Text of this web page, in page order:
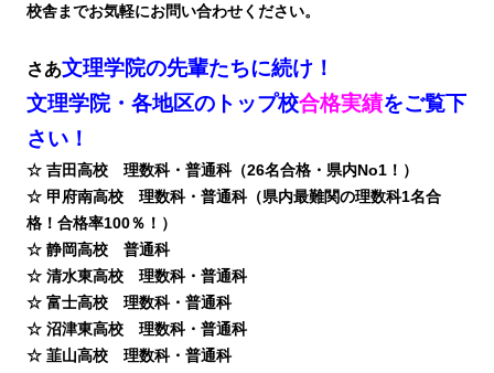
校舎までお気軽にお問い合わせください。
さあ文理学院の先輩たちに続け！
文理学院・各地区のトップ校合格実績をご覧下
さい！
☆ 吉田高校 理数科・普通科（26名合格・県内No1！）
☆ 甲府南高校 理数科・普通科（県内最難関の理数科1名合
格！合格率100％！）
☆ 静岡高校 普通科
☆ 清水東高校 理数科・普通科
☆ 富士高校 理数科・普通科
☆ 沼津東高校 理数科・普通科
☆ 韮山高校 理数科・普通科